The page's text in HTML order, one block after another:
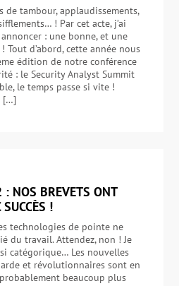
de tambour, applaudissements,
! Par cet acte, j’ai
: une bonne, et une
Tout d’abord, cette année nous
édition de notre conférence
: le Security Analyst Summit
le temps passe si vite !
[…]
NOS BREVETS ONT
!
technologies de pointe ne
du travail. Attendez, non ! Je
catégorique… Les nouvelles
et révolutionnaires sont en
beaucoup plus